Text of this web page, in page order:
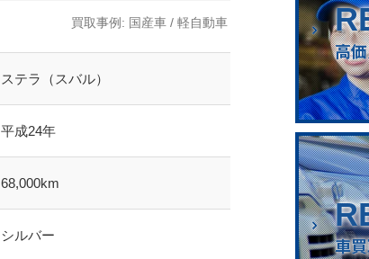
買取事例: 国産車 /軽自動車
ステラ（スバル）
平成24年
68,000km
シルバー
高
車